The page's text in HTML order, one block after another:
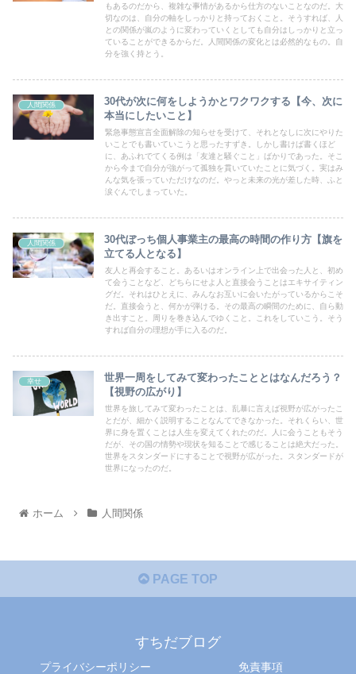
もあるのだから、複雑な事情があるから仕方のないことなのだ。大
切なのは、自分の軸をしっかりと持っておくこと。そうすれば、人
との関係が嵐のように変わっていくとしても自分はしっかりと立っ
ていることができるからだ。人間関係の変化とは必然的なもの。自
分を強く持とう。
人間関係
30代が次に何をしようかとワクワクする【今、次に
本当にしたいこと】
緊急事態宣言全面解除の知らせを受けて、それとなしに次にやりた
いことでも書いていこうと思ったすずき。しかし書けば書くほど
に、あふれでてくる例は「友達と騒ぐこと」ばかりであった。そこ
から今まで自分が強がって孤独を貫いていたことに気づく。実はみ
んな気を張っていただけなのだ。やっと未来の光が差した時、ふと
涙ぐんでしまっていた。
人間関係
30代ぼっち個人事業主の最高の時間の作り方【旗を
立てる人となる】
友人と再会すること。あるいはオンライン上で出会った人と、初め
て会うことなど、どちらにせよ人と直接会うことはエキサイティン
グだ。それはひとえに、みんなお互いに会いたがっているからこそ
だ。直接会うと、何かが弾ける。その最高の瞬間のために、自ら動
き出すこと。周りを巻き込んでゆくこと。これをしていこう。そう
すれば自分の理想が手に入るのだ。
幸せ
世界一周をしてみて変わったこととはなんだろう？
【視野の広がり】
世界を旅してみて変わったことは、乱暴に言えば視野が広がったこ
とだが、細かく説明することなんてできなかった。それくらい、世
界に身を置くことは人生を変えてくれたのだ。人に会うこともそう
だが、その国の情勢や現状を知ることで感じることは絶大だった。
世界をスタンダードにすることで視野が広がった。スタンダードが
世界になったのだ。
ホーム 人間関係
PAGE TOP
すちだブログ
プライバシーポリシー 免責事項